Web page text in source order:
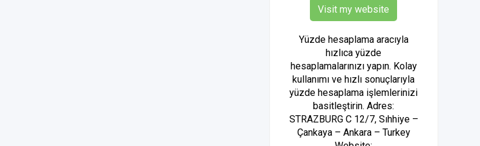
Visit my website
Yüzde hesaplama aracıyla
hızlıca yüzde
hesaplamalarınızı yapın. Kolay
kullanımı ve hızlı sonuçlarıyla
yüzde hesaplama işlemlerinizi
basitleştirin. Adres:
STRAZBURG C 12/7, Sıhhiye –
Çankaya – Ankara – Turkey